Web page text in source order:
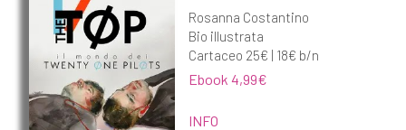
Rosanna Costantino
Bio illustrata
Cartaceo 25€ | 18€ b/n
Ebook 4,99€
INFO